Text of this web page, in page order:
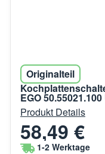
Originalteil
EGO
Produkt Details
58,49 €
1-2 Werktage